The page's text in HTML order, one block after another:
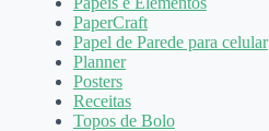
PaperCraft
Papel de Parede para celular
Planner
Posters
Receitas
Topos de Bolo